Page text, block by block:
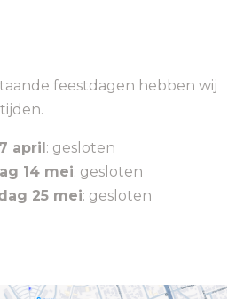
feestdagen hebben wij
april: gesloten
14 mei: gesloten
25 mei: gesloten